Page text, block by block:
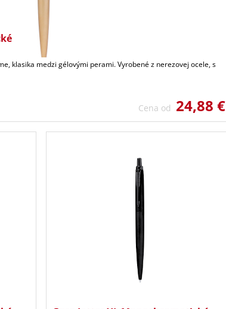
klasika medzi gélovými perami. Vyrobené z nerezovej ocele, s
Cena od 24,88 €